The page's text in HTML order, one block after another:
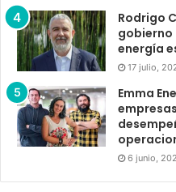
Rodrigo
gobierno
energía
17 julio,
Emma
6 junio,